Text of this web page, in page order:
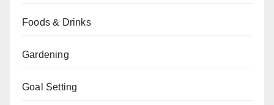
Foods & Drinks
Gardening
Goal Setting